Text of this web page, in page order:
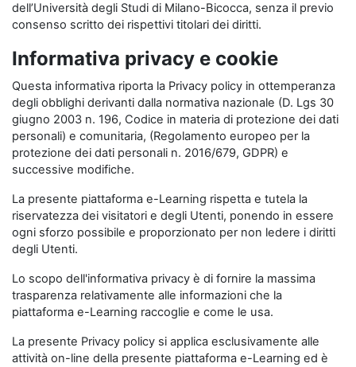
dell’Università degli Studi di Milano-Bicocca, senza il previo
consenso scritto dei rispettivi titolari dei diritti.
Informativa privacy e cookie
Questa informativa riporta la Privacy policy in ottemperanza
degli obblighi derivanti dalla normativa nazionale (D. Lgs 30
giugno 2003 n. 196, Codice in materia di protezione dei dati
personali) e comunitaria, (Regolamento europeo per la
protezione dei dati personali n. 2016/679, GDPR) e
successive modifiche.
La presente piattaforma e-Learning rispetta e tutela la
riservatezza dei visitatori e degli Utenti, ponendo in essere
ogni sforzo possibile e proporzionato per non ledere i diritti
degli Utenti.
Lo scopo dell'informativa privacy è di fornire la massima
trasparenza relativamente alle informazioni che la
piattaforma e-Learning raccoglie e come le usa.
La presente Privacy policy si applica esclusivamente alle
attività on-line della presente piattaforma e-Learning ed è